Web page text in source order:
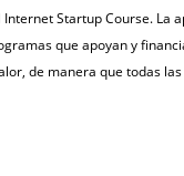
Startup Course. La
que apoyan y
de manera que todas las